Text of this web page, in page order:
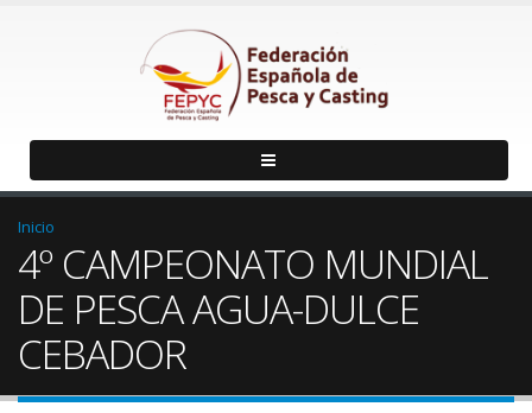
Inicio
4º CAMPEONATO MUNDIAL
DE PESCA AGUA-DULCE
CEBADOR